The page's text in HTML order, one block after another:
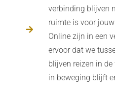
verbinding blijven
ruimte is voor
Online zijn in een
ervoor dat we
blijven reizen in
in beweging blijft